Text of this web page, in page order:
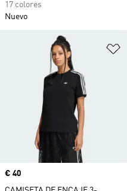
17 colores
Nuevo
Precio
€ 40